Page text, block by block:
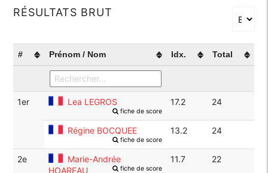
RÉSULTATS BRUT
# Prénom / Nom Idx. Total
1er Lea LEGROS
fiche de score
17.2 24
Régine BOCQUEE
fiche de score
13.2 24
2e
Marie-Andrée
HOAREAU
fiche de score
11.7 22